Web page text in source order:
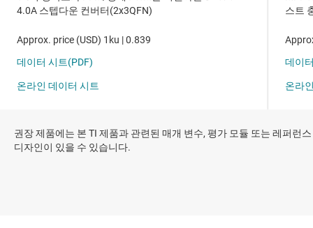
권장 제품에는 본 TI 제품과 관련된 매개 변수, 평가 모듈 또는 레퍼런스
디자인이 있을 수 있습니다.